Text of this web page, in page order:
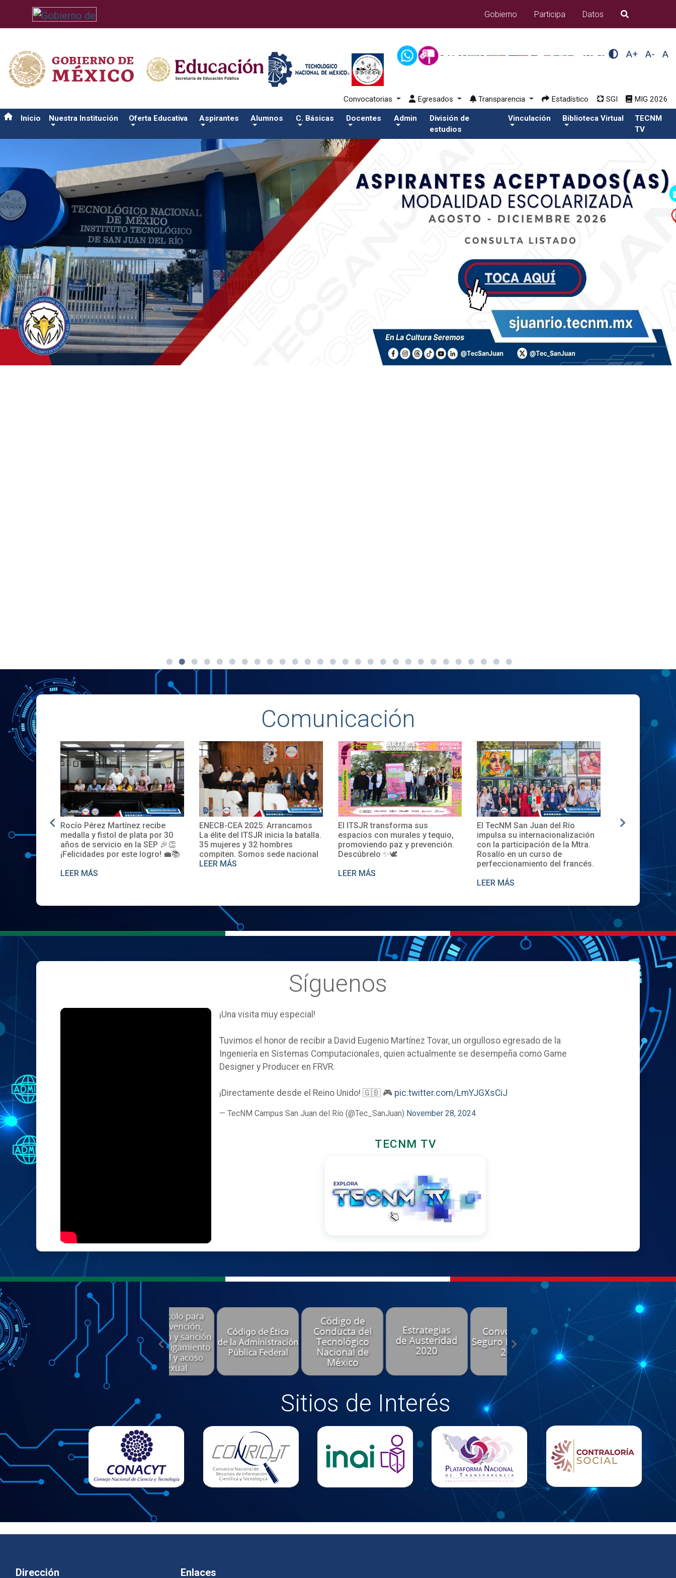
/usr/bin/ruby /www/wwwroot/sjuanrio.tecnm.mx/api/article.rb 43-alumnos/apiSalida del comando:
Gobierno
Participa Datos B�squeda
A+ A- A
Convocatorias Egresados Transparencia Estadístico SGI MIG 2026
Inicio Nuestra Institución Oferta Educativa Aspirantes Alumnos C. Básicas Docentes Admin
División de
estudios
Vinculación Biblioteca Virtual
TECNM
TV
Comunicación
por 30
logro! 💼📚
ENECB-CEA 2025: Arrancamos
La élite del ITSJR inicia la batalla.
35 mujeres y 32 hombres
compiten. Somos sede nacional
El ITSJR transforma sus
espacios con murales y tequio,
promoviendo paz y prevención.
Descúbrelo ✨🕊
El TecNM San Juan del Río
impulsa su internacionalización
con la participación de la Mtra.
Rosalío en un curso de
✨🎓Toma de Protesta del Comité
Local del XXXII ENECB-CEA 2025
en el TecNM San Juan del Río
LEER MÁS
La nueva
LEER MÁS
Síguenos
¡Una visita muy especial!
Tuvimos el honor de recibir a David Eugenio Martínez Tovar, un orgulloso egresado de la
Ingeniería en Sistemas Computacionales, quien actualmente se desempeña como Game
Designer y Producer en FRVR.
¡Directamente desde el Reino Unido! 🇬🇧 🎮 pic.twitter.com/LmYJGXsCiJ
— TecNM Campus San Juan del Río (@Tec_SanJuan) November 28, 2024
TECNM TV
Sitios de Interés
Dirección Enlaces